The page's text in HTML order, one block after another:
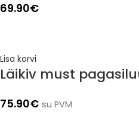
69.90€
Lisa korvi
Läikiv must
75.90€ su PVM